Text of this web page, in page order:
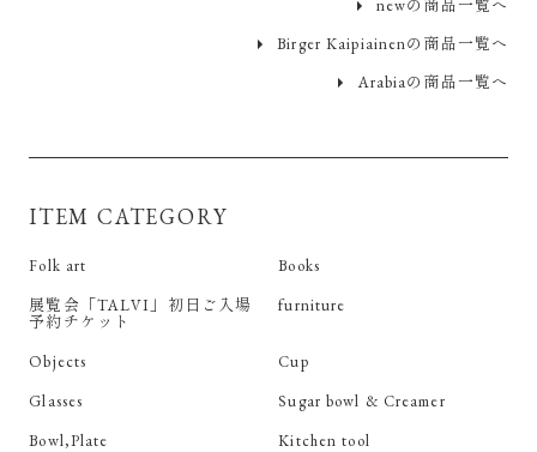
newの商品一覧へ
Birger Kaipiainenの商品一覧へ
Arabiaの商品一覧へ
ITEM CATEGORY
Folk art
Books
展覧会「TALVI」初日ご入場
予約チケット
furniture
Objects
Cup
Glasses
Sugar bowl & Creamer
Bowl,Plate
Kitchen tool